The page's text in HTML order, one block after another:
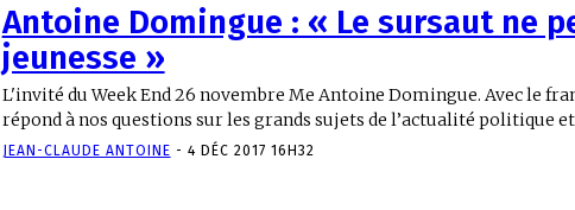
Antoine Domingue : « Le sursaut ne
jeunesse »
L'invité du Week End 26 novembre Me Antoine Domingue. Avec le
répond à nos questions sur les grands sujets de l’actualité politique
JEAN-CLAUDE ANTOINE - 4 DÉC 2017 16H32